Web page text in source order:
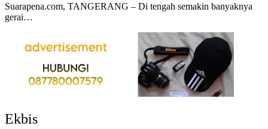
Suarapena.com, TANGERANG – Di tengah semakin banyaknya
gerai…
Ekbis